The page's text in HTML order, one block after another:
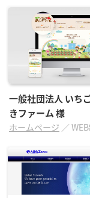
一般社団法人 いち
きファーム様
ホームページ ／